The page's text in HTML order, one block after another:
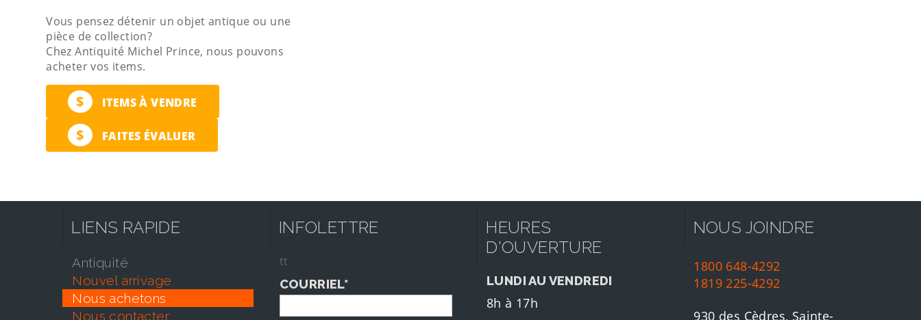
Vous pensez détenir un objet antique ou une
pièce de collection?
Chez Antiquité Michel Prince, nous pouvons
acheter vos items.
$ ITEMS À VENDRE
$ FAITES ÉVALUER
LIENS RAPIDE
antiquité
nouvel arrivage
nous achetons
nous contacter
INFOLETTRE
tt
COURRIEL*
HEURES
D'OUVERTURE
LUNDI AU VENDREDI
8h à 17h
NOUS JOINDRE
1800 648-4292
1819 225-4292
930 des Cèdres, Sainte-